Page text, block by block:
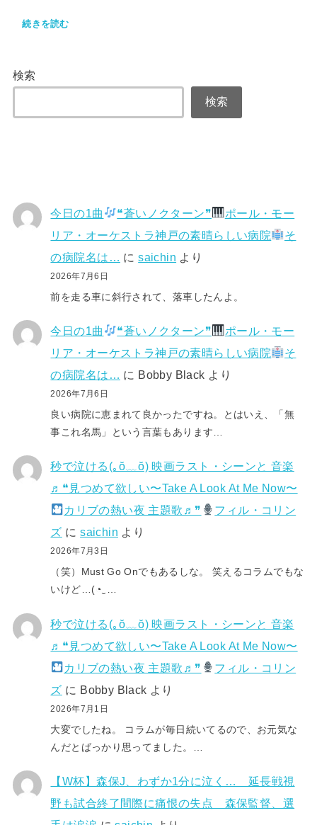
続きを読む
検索
検索
今日の1曲 ❝蒼いノクターン❞
ポール・モー
リア・オーケストラ神戸の素晴らしい病院
そ
の病院名は…
にsaichin より
2026年7月6日
前を走る車に斜行されて、落車したんよ。
今日の1曲 ❝蒼いノクターン❞
ポール・モー
リア・オーケストラ神戸の素晴らしい病院
そ
の病院名は… に Bobby Black より
2026年7月6日
良い病院に恵まれて良かったですね。とはいえ、「無
事これ名馬」という言葉もあります…
秒で泣ける(⁠｡⁠ŏ⁠﹏⁠ŏ⁠) 映画ラスト・シーンと 音楽
♬❝見つめて欲しい〜Take A Look At Me Now〜
カリブの熱い夜 主題歌♬❞
フィル・コリン
ズ にsaichin より
2026年7月3日
（笑）Must Go Onでもあるしな。 笑えるコラムでもな
いけど…(⁠◔⁠‿⁠…
秒で泣ける(⁠｡⁠ŏ⁠﹏⁠ŏ⁠) 映画ラスト・シーンと 音楽
♬❝見つめて欲しい〜Take A Look At Me Now〜
カリブの熱い夜 主題歌♬❞
フィル・コリン
ズ に Bobby Black より
2026年7月1日
大変でしたね。 コラムが毎日続いてるので、お元気な
んだとばっかり思ってました。…
【W杯】森保J、わずか1分に泣く… 延長戦視
野も試合終了間際に痛恨の失点 森保監督、選